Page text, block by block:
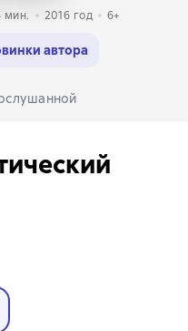
мин. 2016 год 6+
автора